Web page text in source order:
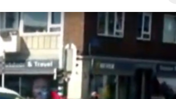
Klein
Kopieer link